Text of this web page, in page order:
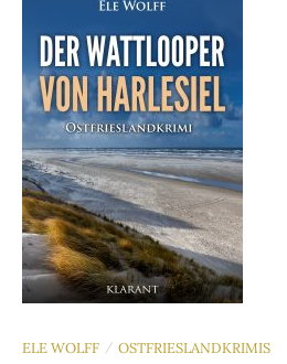
ELE WOLFF / OSTFRIESLANDKRIMIS